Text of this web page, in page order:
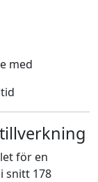
med
för en
snitt 178